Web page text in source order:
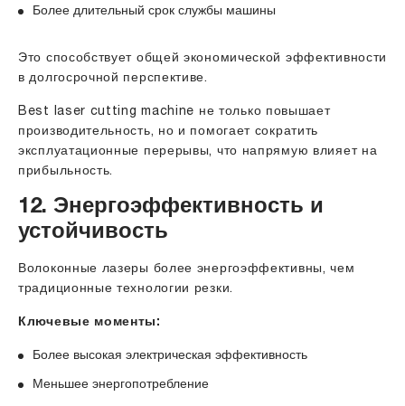
Более длительный срок службы машины
Это способствует общей экономической эффективности
в долгосрочной перспективе.
Best laser cutting machine не только повышает
производительность, но и помогает сократить
эксплуатационные перерывы, что напрямую влияет на
прибыльность.
12. Энергоэффективность и
устойчивость
Волоконные лазеры более энергоэффективны, чем
традиционные технологии резки.
Ключевые моменты:
Более высокая электрическая эффективность
Меньшее энергопотребление